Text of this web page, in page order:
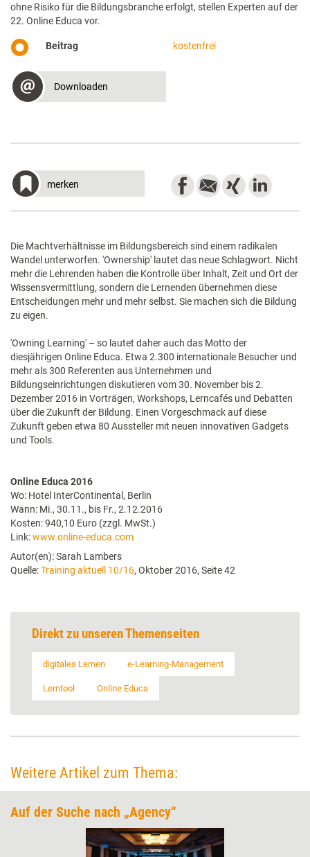
ohne Risiko für die Bildungsbranche erfolgt, stellen Experten auf der
22. Online Educa vor.
Beitrag kostenfrei
Downloaden
merken
Die Machtverhältnisse im Bildungsbereich sind einem radikalen
Wandel unterworfen. 'Ownership' lautet das neue Schlagwort. Nicht
mehr die Lehrenden haben die Kontrolle über Inhalt, Zeit und Ort der
Wissensvermittlung, sondern die Lernenden übernehmen diese
Entscheidungen mehr und mehr selbst. Sie machen sich die Bildung
zu eigen.
'Owning Learning' – so lautet daher auch das Motto der
diesjährigen Online Educa. Etwa 2.300 internationale Besucher und
mehr als 300 Referenten aus Unternehmen und
Bildungseinrichtungen diskutieren vom 30. November bis 2.
Dezember 2016 in Vorträgen, Workshops, Lerncafés und Debatten
über die Zukunft der Bildung. Einen Vorgeschmack auf diese
Zukunft geben etwa 80 Aussteller mit neuen innovativen Gadgets
und Tools.
Online Educa 2016
Wo: Hotel InterContinental, Berlin
Wann: Mi., 30.11., bis Fr., 2.12.2016
Kosten: 940,10 Euro (zzgl. MwSt.)
Link:www.online-educa.com
Autor(en): Sarah Lambers
Quelle:Training aktuell 10/16, Oktober 2016, Seite 42
Direkt zu unseren Themenseiten
digitales Lernen e-Learning-Management
Lerntool Online Educa
Weitere Artikel zum Thema:
Auf der Suche nach „Agency“